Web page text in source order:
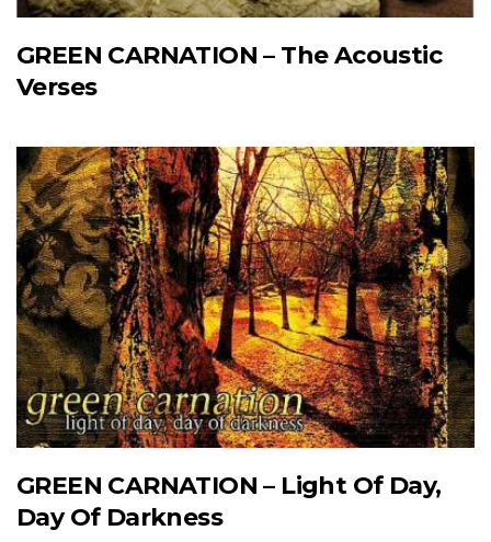
GREEN CARNATION – The Acoustic
Verses
GREEN CARNATION – Light Of Day,
Day Of Darkness